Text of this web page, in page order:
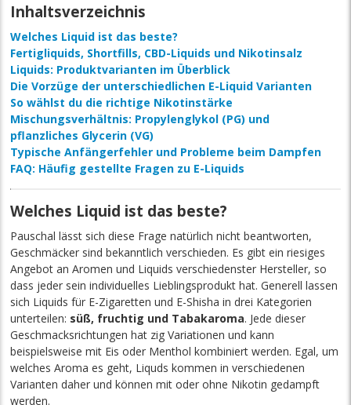
Inhaltsverzeichnis
Welches Liquid ist das beste?
Fertigliquids, Shortfills, CBD-Liquids und Nikotinsalz
Liquids: Produktvarianten im Überblick
Die Vorzüge der unterschiedlichen E-Liquid Varianten
So wählst du die richtige Nikotinstärke
Mischungsverhältnis: Propylenglykol (PG) und
pflanzliches Glycerin (VG)
Typische Anfängerfehler und Probleme beim Dampfen
FAQ: Häufig gestellte Fragen zu E-Liquids
Welches Liquid ist das beste?
Pauschal lässt sich diese Frage natürlich nicht beantworten,
Geschmäcker sind bekanntlich verschieden. Es gibt ein riesiges
Angebot an Aromen und Liquids verschiedenster Hersteller, so
dass jeder sein individuelles Lieblingsprodukt hat. Generell lassen
sich Liquids für E-Zigaretten und E-Shisha in drei Kategorien
unterteilen: süß, fruchtig und Tabakaroma. Jede dieser
Geschmacksrichtungen hat zig Variationen und kann
beispielsweise mit Eis oder Menthol kombiniert werden. Egal, um
welches Aroma es geht, Liquds kommen in verschiedenen
Varianten daher und können mit oder ohne Nikotin gedampft
werden.